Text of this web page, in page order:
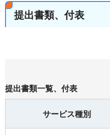
提出書類、付表
提出書類一覧、付表
サービス種別